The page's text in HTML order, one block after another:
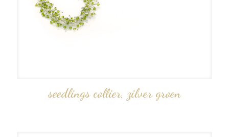
seedlings collier, zilver groen